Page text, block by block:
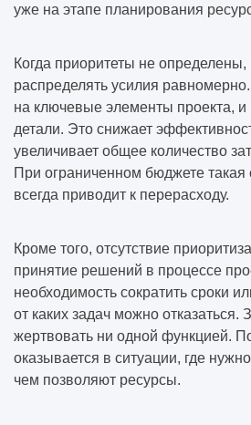
уже на этапе планирования
Когда приоритеты не
распределять усилия
на ключевые элементы проекта,
детали. Это снижает
увеличивает общее количество
При ограниченном бюджете такая
всегда приводит к перерасходу.
Кроме того, отсутствие
принятие решений в процессе
необходимость сократить сроки
от каких задач можно отказаться.
жертвовать ни одной функцией.
оказывается в ситуации, где
чем позволяют ресурсы.